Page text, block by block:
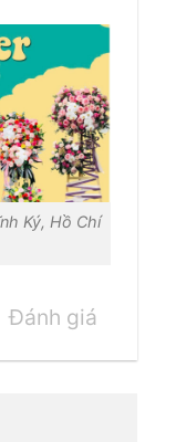
Ký, Hồ Chí
Đánh giá